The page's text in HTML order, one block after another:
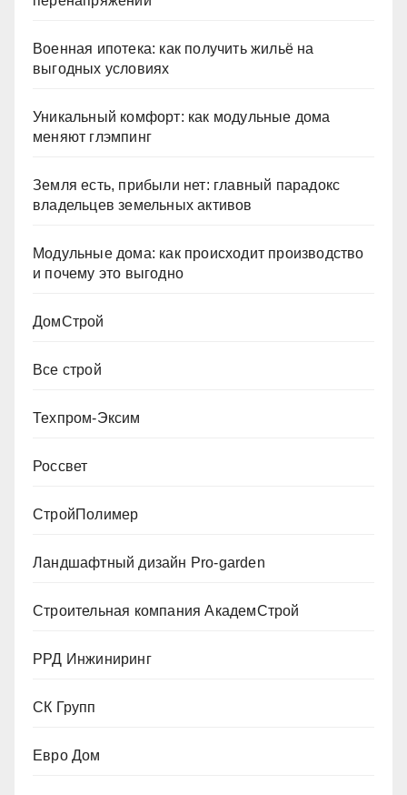
Военная ипотека: как получить жильё на
выгодных условиях
Уникальный комфорт: как модульные дома
меняют глэмпинг
Земля есть, прибыли нет: главный парадокс
владельцев земельных активов
Модульные дома: как происходит производство
и почему это выгодно
ДомСтрой
Все строй
Техпром-Эксим
Россвет
СтройПолимер
Ландшафтный дизайн Pro-garden
Строительная компания АкадемСтрой
РРД Инжиниринг
СК Групп
Евро Дом